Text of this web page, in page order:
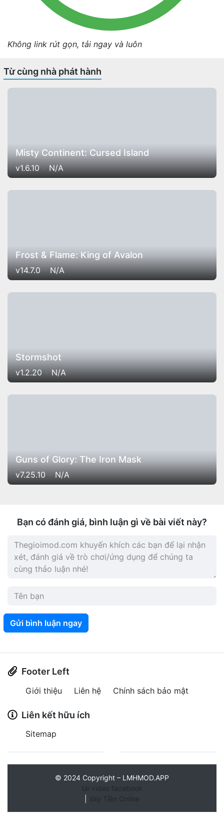
Không link rút gọn, tải ngay và luôn
Từ cùng nhà phát hành
Misty Continent: Cursed Island
v1.6.10 N/A
Frost & Flame: King of Avalon
v14.7.0 N/A
Stormshot
v1.2.20 N/A
Guns of Glory: The Iron Mask
v7.25.10 N/A
Bạn có đánh giá, bình luận gì về bài viết này?
Gửi bình luận ngay
Footer Left
Giới thiệu Liên hệ Chính sách bảo mật
Liên kết hữu ích
Sitemap
© 2024 Copyright – LMHMOD.APP
tải video facebook
Vay Tiền Online